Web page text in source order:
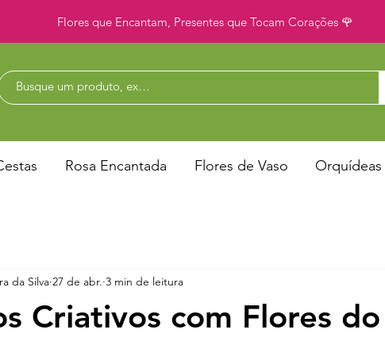
Flores que Encantam, Presentes que Tocam Corações 🌹
Rosa Encantada Flores de Vaso Orquídeas
Criativos com Flores do
da Silva 27 de abr. 3 min de leitura